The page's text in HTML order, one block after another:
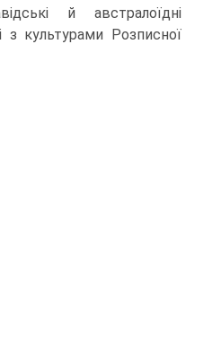
й австралоїдні
з культурами Розписної